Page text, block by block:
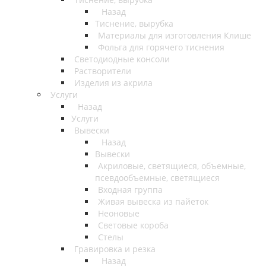
Назад
Тиснение, вырубка
Материалы для изготовления Клише
Фольга для горячего тиснения
Светодиодные консоли
Растворители
Изделия из акрила
Услуги
Назад
Услуги
Вывески
Назад
Вывески
Акриловые, светящиеся, объемные,
псевдообъемные, светящиеся
Входная группа
Живая вывеска из пайеток
Неоновые
Световые короба
Стелы
Гравировка и резка
Назад